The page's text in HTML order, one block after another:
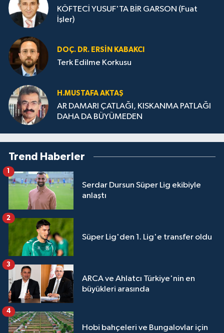
KÖFTECİ YUSUF'TA BİR GARSON (Fuat
İşler)
DOÇ. DR. ERSIN KABAKCI
Terk Edilme Korkusu
H.MUS­TA­FA AK­TAŞ
AR DAMARI ÇATLAĞI, KISKANMA PATLAĞI
DAHA DA BÜYÜMEDEN
Trend Haberler
Serdar Dursun Süper Lig ekibiyle
anlaştı
1
Süper Lig'den 1. Lig'e transfer oldu
2
ARCA ve Ahlatcı Türkiye'nin en
büyükleri arasında
3
Hobi bahçeleri ve Bungalovlar için
4